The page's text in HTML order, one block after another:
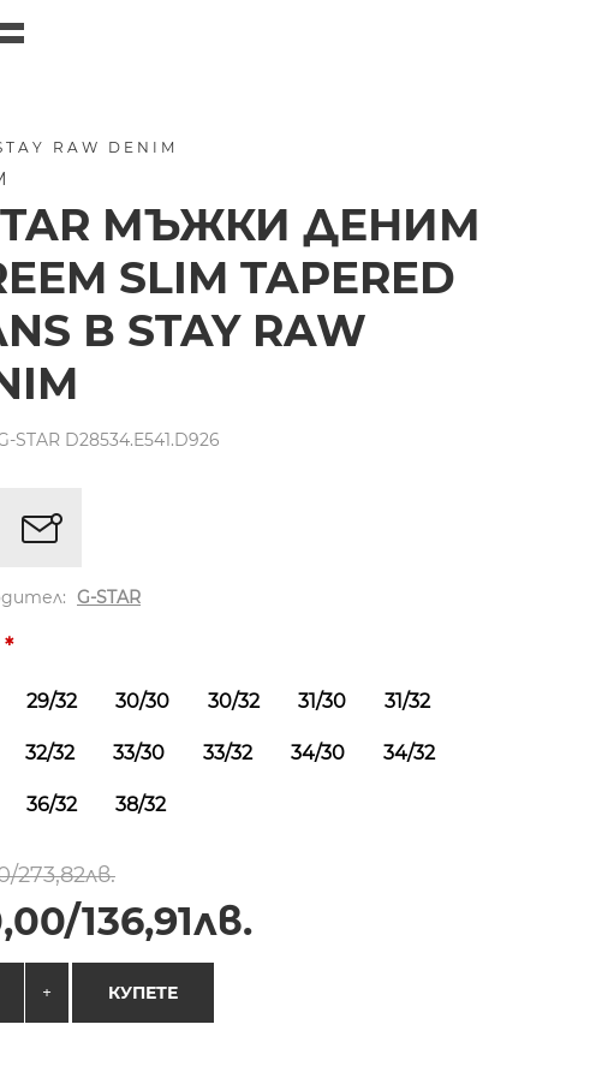
RAW DENIM
МЪЖКИ ДЕНИМ
SLIM TAPERED
В STAY RAW
D28534.E541.D926
G-STAR
*
29/32 30/30 30/32 31/30 31/32
32/32 33/30 33/32 34/30 34/32
36/32 38/32
273,82лв.
136,91лв.
+ КУПЕТЕ